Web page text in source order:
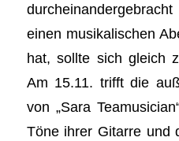
einen musikalischen
hat, sollte sich gleich
Am 15.11. trifft die
von „Sara
Töne ihrer Gitarre und